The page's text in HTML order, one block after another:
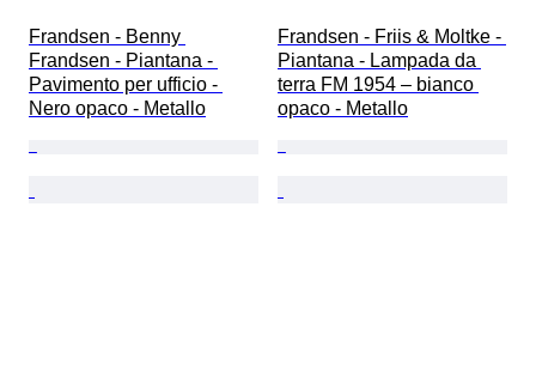
Frandsen - Benny
Frandsen - Piantana -
Pavimento per ufficio -
Nero opaco - Metallo
Frandsen - Friis & Moltke -
Piantana - Lampada da
terra FM 1954 – bianco
opaco - Metallo